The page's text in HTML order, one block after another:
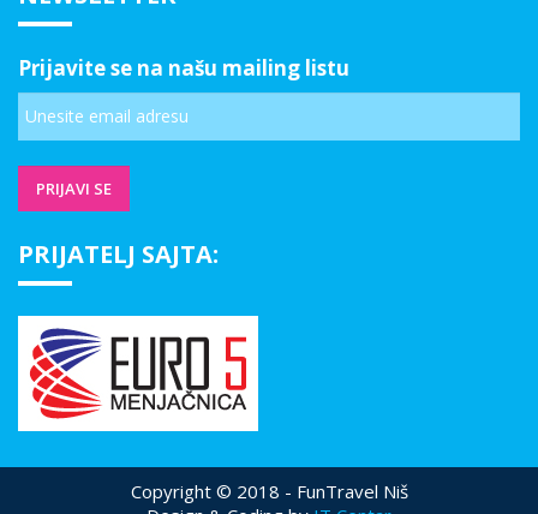
Prijavite se na našu mailing listu
PRIJATELJ SAJTA:
Copyright © 2018 - FunTravel Niš